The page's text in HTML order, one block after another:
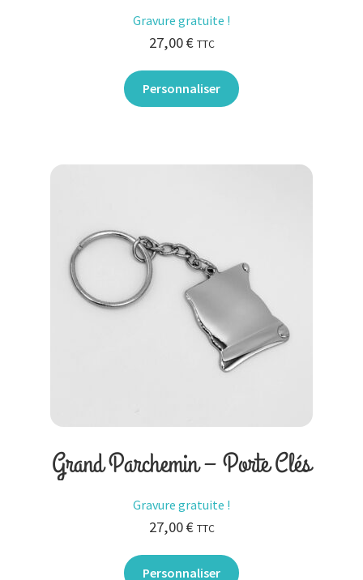
Gravure gratuite !
27,00€ TTC
Personnaliser
Grand Parchemin – Porte Clés
Gravure gratuite !
27,00€ TTC
Personnaliser